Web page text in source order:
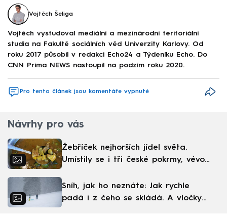
Vojtěch Šeliga
Vojtěch vystudoval mediální a mezinárodní teritoriální
studia na Fakultě sociálních věd Univerzity Karlovy. Od
roku 2017 působil v redakci Echo24 a Týdeníku Echo. Do
CNN Prima NEWS nastoupil na podzim roku 2020.
Pro tento článek jsou komentáře vypnuté
Návrhy pro vás
Žebříček nejhorších jídel světa.
Umístily se i tři české pokrmy, vévodí
Sníh, jak ho neznáte: Jak rychle
padá i z čeho se skládá. A vločky